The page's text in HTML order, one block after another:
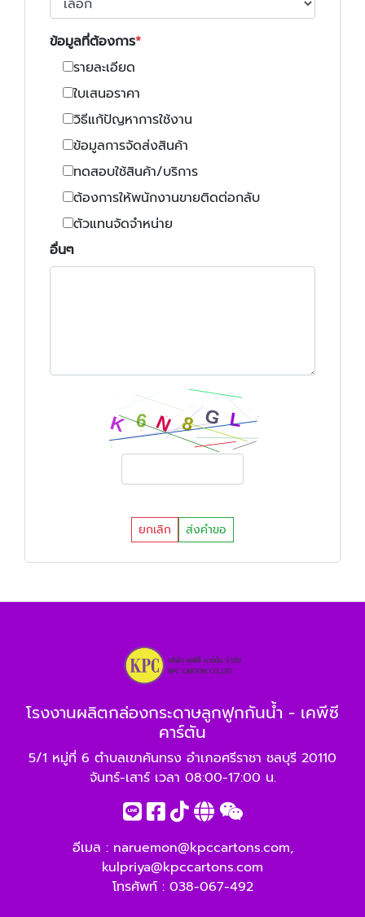
ข้อมูลที่ต้องการ
รายละเอียด
ใบเสนอราคา
วิธีแก้ปัญหาการใช้งาน
ข้อมูลการจัดส่งสินค้า
ทดสอบใช้สินค้า/บริการ
ต้องการให้พนักงานขายติดต่อกลับ
ตัวแทนจัดจำหน่าย
อื่นๆ
ยกเลิก ส่งคำขอ
โรงงานผลิตกล่องกระดาษลูกฟูกกันน้ำ - เคพีซี
คาร์ตัน
5/1 หมู่ที่ 6 ตำบลเขาคันทรง อำเภอศรีราชา ชลบุรี 20110
จันทร์-เสาร์ เวลา 08:00-17:00 น.
อีเมล : naruemon@kpccartons.com,
kulpriya@kpccartons.com
โทรศัพท์ : 038-067-492